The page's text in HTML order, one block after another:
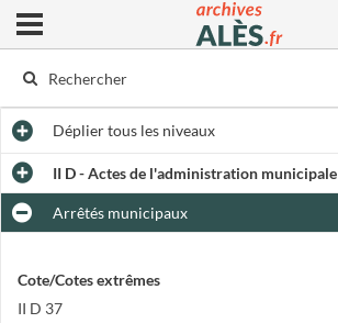
Archives municipales d'Alès
Ouvrir le menu déroulant
Dépliertous les niveaux
II D - Actes de l'administration municipale
Arrêtés municipaux
Cote/Cotes extrêmes
II D 37